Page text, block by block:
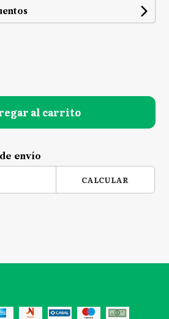
al carrito
envío
CALCULAR